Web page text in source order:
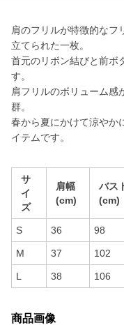
肩のフリルが特徴的なフ
立てられた一枚。
首元のリボン結びと前ボ
す。
肩フリルのボリューム感
群。
春から夏にかけて涼やか
イテムです。
サ
イ
ズ
肩幅
(cm)
バス
(cm)
S 36 98
M 37 102
L 38 106
商品画像